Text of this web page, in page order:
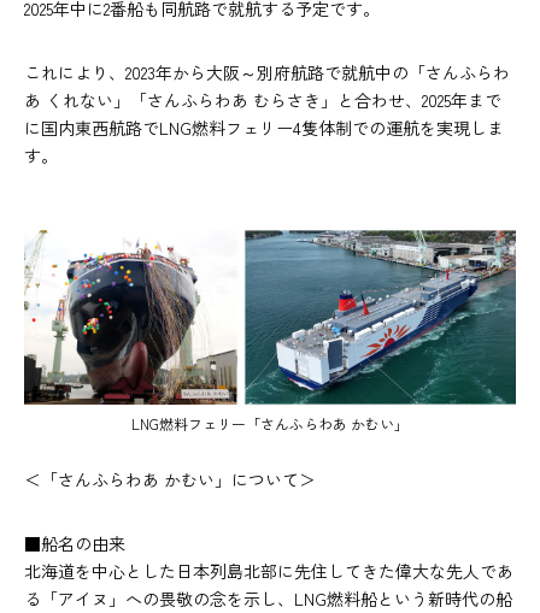
2025年中に2番船も同航路で就航する予定です。
これにより、2023年から大阪～別府航路で就航中の「さんふらわ
あ くれない」「さんふらわあ むらさき」と合わせ、2025年まで
に国内東西航路でLNG燃料フェリー4隻体制での運航を実現しま
す。
LNG燃料フェリー「さんふらわあ かむい」
＜「さんふらわあ かむい」について＞
■船名の由来
北海道を中心とした日本列島北部に先住してきた偉大な先人であ
る「アイヌ」への畏敬の念を示し、LNG燃料船という新時代の船